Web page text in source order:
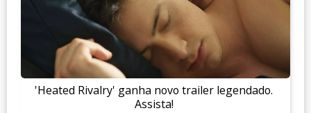
'Heated Rivalry' ganha novo trailer legendado.
Assista!